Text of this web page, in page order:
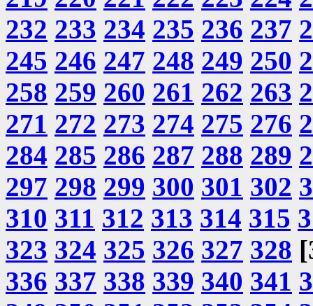
232 233 234 235 236 237
245 246 247 248 249 250
258 259 260 261 262 263
271 272 273 274 275 276
284 285 286 287 288 289
297 298 299 300 301 302
310 311 312 313 314 315
323 324 325 326 327 328
336 337 338 339 340 341